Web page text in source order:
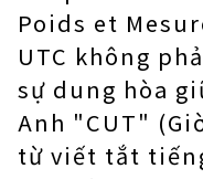
Poids et
UTC không
sự dung hòa
Anh "CUT"
từ viết tắt